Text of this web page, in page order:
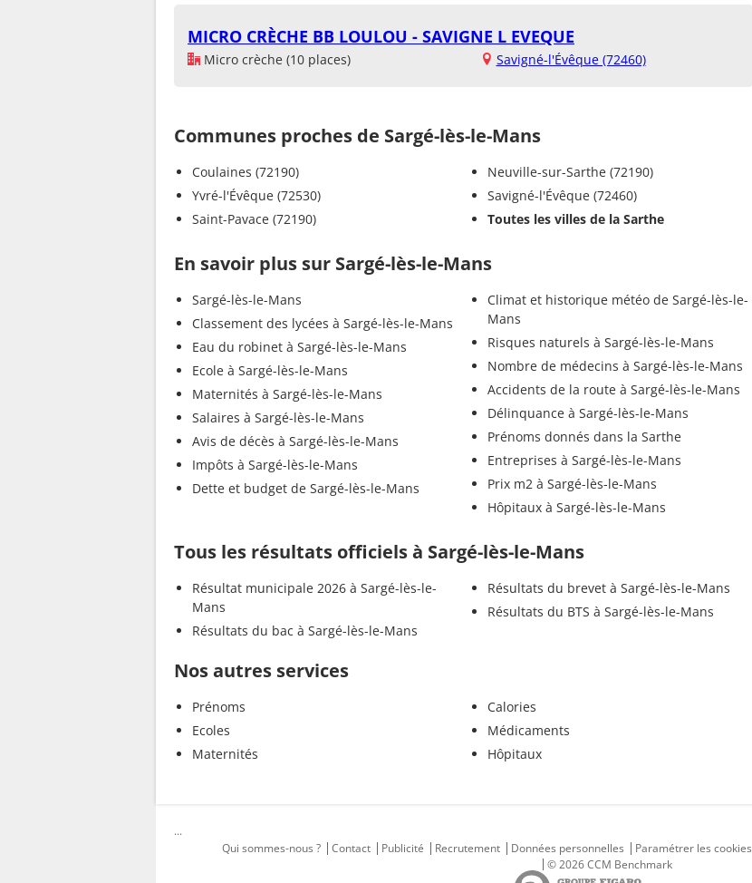
MICRO CRÈCHE BB LOULOU - SAVIGNE L EVEQUE
Micro crèche (10 places) Savigné-l'Évêque (72460)
Communes proches de Sargé-lès-le-Mans
Coulaines (72190)
Yvré-l'Évêque (72530)
Saint-Pavace (72190)
Neuville-sur-Sarthe (72190)
Savigné-l'Évêque (72460)
Toutes les villes de la Sarthe
En savoir plus sur Sargé-lès-le-Mans
Sargé-lès-le-Mans
Classement des lycées à Sargé-lès-le-Mans
Eau du robinet à Sargé-lès-le-Mans
Ecole à Sargé-lès-le-Mans
Maternités à Sargé-lès-le-Mans
Salaires à Sargé-lès-le-Mans
Avis de décès à Sargé-lès-le-Mans
Impôts à Sargé-lès-le-Mans
Dette et budget de Sargé-lès-le-Mans
Climat et historique météo de Sargé-lès-le-
Mans
Risques naturels à Sargé-lès-le-Mans
Nombre de médecins à Sargé-lès-le-Mans
Accidents de la route à Sargé-lès-le-Mans
Délinquance à Sargé-lès-le-Mans
Prénoms donnés dans la Sarthe
Entreprises à Sargé-lès-le-Mans
Prix m2 à Sargé-lès-le-Mans
Hôpitaux à Sargé-lès-le-Mans
Tous les résultats officiels à Sargé-lès-le-Mans
Résultat municipale 2026 à Sargé-lès-le-
Mans
Résultats du bac à Sargé-lès-le-Mans
Résultats du brevet à Sargé-lès-le-Mans
Résultats du BTS à Sargé-lès-le-Mans
Nos autres services
Prénoms
Ecoles
Maternités
Calories
Médicaments
Hôpitaux
...
Qui sommes-nous ?
Contact Publicité Recrutement Données personnelles Paramétrer les cookies
© 2026 CCM Benchmark